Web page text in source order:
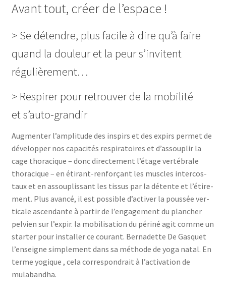
Avant tout, créer de l’espace !
> Se détendre, plus facile à dire qu’à faire
quand la douleur et la peur s’invitent
régulièrement…
> Respirer pour retrouver de la mobilité
et s’auto-grandir
Aug­men­ter l’am­pli­tude des ins­pirs et des expirs per­met de
déve­lop­per nos capa­ci­tés res­pi­ra­toires et d’as­sou­plir la
cage tho­ra­cique – donc direc­te­ment l’é­tage ver­té­brale
tho­ra­cique – en éti­rant-ren­for­çant les muscles inter­cos­
taux et en assou­plis­sant les tis­sus par la détente et l’é­ti­re­
ment. Plus avan­cé, il est pos­sible d’ac­ti­ver la pous­sée ver­
ti­cale ascen­dante à par­tir de l’en­ga­ge­ment du plan­cher
pel­vien sur l’ex­pir. la mobi­li­sa­tion du péri­né agit comme un
star­ter pour ins­tal­ler ce cou­rant. Ber­na­dette De Gas­quet
l’en­seigne sim­ple­ment dans sa méthode de yoga natal. En
terme yogique , cela cor­res­pon­drait à l’ac­ti­va­tion de
mulabandha.